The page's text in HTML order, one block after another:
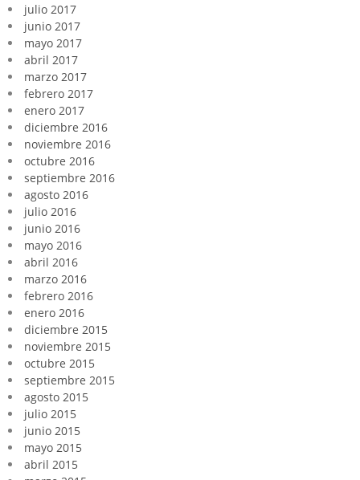
julio 2017
junio 2017
mayo 2017
abril 2017
marzo 2017
febrero 2017
enero 2017
diciembre 2016
noviembre 2016
octubre 2016
septiembre 2016
agosto 2016
julio 2016
junio 2016
mayo 2016
abril 2016
marzo 2016
febrero 2016
enero 2016
diciembre 2015
noviembre 2015
octubre 2015
septiembre 2015
agosto 2015
julio 2015
junio 2015
mayo 2015
abril 2015